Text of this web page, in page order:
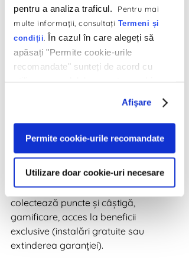
pentru a analiza traficul.
Pentru mai
multe informaţii, consultaţi Termeni și
condiții. În cazul în care alegeți să
apăsați "Permite cookie-urile
recomandate" sunteți de acord cu
Afişare
Permite cookie-urile recomandate
Utilizare doar cookie-uri necesare
Ce funcționează în locul
reducerilor
În proiectele dezvoltate de
că mecanicile promoționale
bune decât discounturile simple.
ce creează engagement și oferă o
experiență memorabilă: campanii cu
premii instant, mecanici de tip
colectează puncte și câștigă,
gamificare, acces la beneficii
exclusive (instalări gratuite sau
extinderea garanției).